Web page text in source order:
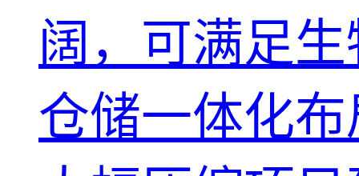
阔，可满足
仓储一体化